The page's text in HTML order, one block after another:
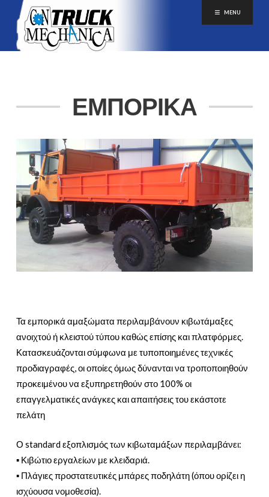
MENU
ΕΜΠΟΡΙΚΑ
Τα εμπορικά αμαξώματα περιλαμβάνουν κιβωτάμαξες
ανοιχτού ή κλειστού τύπου καθώς επίσης και πλατφόρμες.
Κατασκευάζονται σύμφωνα με τυποποιημένες τεχνικές
προδιαγραφές, οι οποίες όμως δύνανται να τροποποιηθούν
προκειμένου να εξυπηρετηθούν στο 100% οι
επαγγελματικές ανάγκες και απαιτήσεις του εκάστοτε
πελάτη
Ο standard εξοπλισμός των κιβωταμάξων περιλαμβάνει:
▪ Κιβώτιο εργαλείων με κλειδαριά.
▪ Πλάγιες προστατευτικές μπάρες ποδηλάτη (όπου ορίζει η
ισχύουσα νομοθεσία).